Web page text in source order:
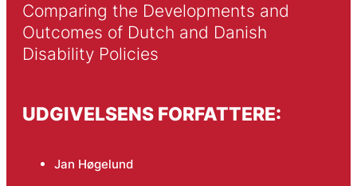
Comparing the Developments and
Outcomes of Dutch and Danish
Disability Policies
UDGIVELSENS FORFATTERE:
Jan Høgelund